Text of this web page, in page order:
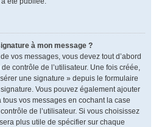
à mon message ?
vos messages, vous devez tout d’abord
contrôle de l’utilisateur. Une fois créée,
une signature » depuis le formulaire
Vous pouvez également ajouter
vos messages en cochant la case
de l’utilisateur. Si vous choisissez
plus utile de spécifier sur chaque